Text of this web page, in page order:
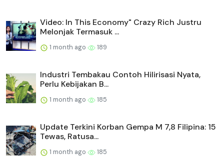
Video: In This Economy" Crazy Rich Justru
Melonjak Termasuk ...
1 month ago 189
Industri Tembakau Contoh Hilirisasi Nyata,
Perlu Kebijakan B...
1 month ago 185
Update Terkini Korban Gempa M 7,8 Filipina: 15
Tewas, Ratusa...
1 month ago 185